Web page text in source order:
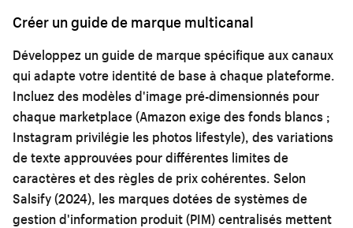
Créer un guide de marque multicanal
Développez un guide de marque spécifique aux canaux
qui adapte votre identité de base à chaque plateforme.
Incluez des modèles d'image pré-dimensionnés pour
chaque marketplace (Amazon exige des fonds blancs ;
Instagram privilégie les photos lifestyle), des variations
de texte approuvées pour différentes limites de
caractères et des règles de prix cohérentes. Selon
Salsify (2024), les marques dotées de systèmes de
gestion d'information produit (PIM) centralisés mettent